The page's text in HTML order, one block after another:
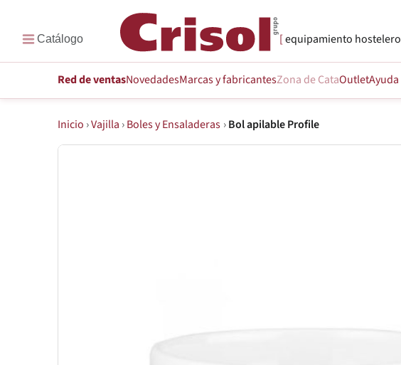
equipamiento hostelero
Red de ventasNovedadesMarcasy fabricantesZona de CataOutletAyuda
Inicio ›Vajilla ›Boles y Ensaladeras › Bol apilable Profile